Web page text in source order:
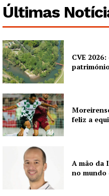
Últimas
CVE
feliz a
A mão da
no mundo